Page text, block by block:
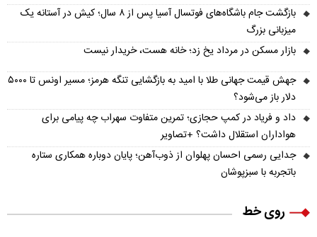
بازگشت جام باشگاه‌های فوتسال آسیا پس از ۸ سال؛ کیش در آستانه یک
میزبانی بزرگ
بازار مسکن در مرداد یخ زد؛ خانه هست، خریدار نیست
جهش قیمت جهانی طلا با امید به بازگشایی تنگه هرمز؛ مسیر اونس تا ۵۰۰۰
دلار باز می‌شود؟
داد و فریاد در کمپ حجازی؛ تمرین متفاوت سهراب چه پیامی برای
هواداران استقلال داشت؟ +تصاویر
جدایی رسمی احسان پهلوان از ذوب‌آهن؛ پایان دوباره همکاری ستاره
باتجربه با سبزپوشان
روی خط